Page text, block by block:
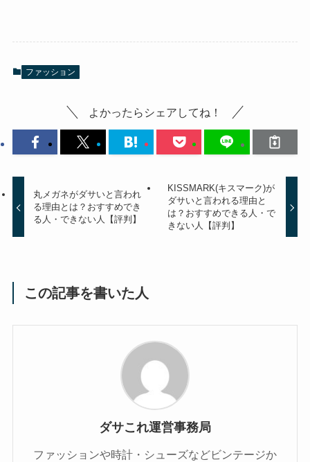
ファッション
よかったらシェアしてね！
丸メガネがダサいと言われ
る理由とは？おすすめでき
る人・できない人【評判】
KISSMARK(キスマーク)が
ダサいと言われる理由と
は？おすすめできる人・で
きない人【評判】
この記事を書いた人
ダサこれ運営事務局
ファッションや時計・シューズなどビンテージか